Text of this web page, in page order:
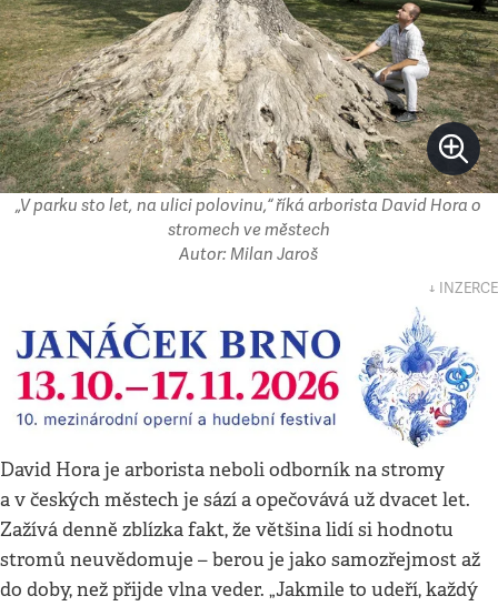
„V parku sto let, na ulici polovinu,“ říká arborista David Hora o
stromech ve městech
Autor: Milan Jaroš
↓ INZERCE
David Hora je arborista neboli odborník na stromy
a v českých městech je sází a opečovává už dvacet let.
Zažívá denně zblízka fakt, že většina lidí si hodnotu
stromů neuvědomuje – berou je jako samozřejmost až
do doby, než přijde vlna veder. „Jakmile to udeří, každý